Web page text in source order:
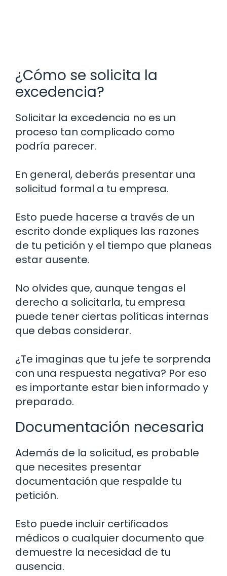
¿Cómo se solicita la
excedencia?
Solicitar la excedencia no es un
proceso tan complicado como
podría parecer.
En general, deberás presentar una
solicitud formal a tu empresa.
Esto puede hacerse a través de un
escrito donde expliques las razones
de tu petición y el tiempo que planeas
estar ausente.
No olvides que, aunque tengas el
derecho a solicitarla, tu empresa
puede tener ciertas políticas internas
que debas considerar.
¿Te imaginas que tu jefe te sorprenda
con una respuesta negativa? Por eso
es importante estar bien informado y
preparado.
Documentación necesaria
Además de la solicitud, es probable
que necesites presentar
documentación que respalde tu
petición.
Esto puede incluir certificados
médicos o cualquier documento que
demuestre la necesidad de tu
ausencia.